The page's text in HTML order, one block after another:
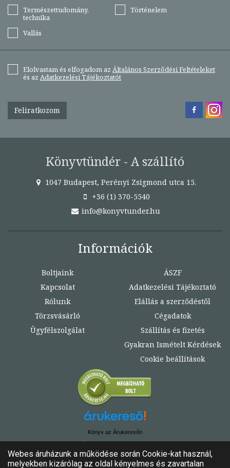
Természettudomány,
technika
Történelem
Vallás
Elolvastam és elfogadom az Általános Szerződési Feltételeket
és az Adatkezelési Tájékoztatót
Feliratkozom
Könyvtündér - A szállító
1047 Budapest, Perényi Zsigmond utca 15.
+36 (1) 370-5540
info@konyvtunder.hu
Információk
Boltjaink
Kapcsolat
Rólunk
Törzsvásárló
Ügyfélszolgálat
ÁSZF
Adatkezelési Tájékoztató
Elállás a szerződéstől
Cégadatok
Szállítás és fizetés
Gyakran Ismételt Kérdések
Cookie beállítások
Könyv az Árukeresőn